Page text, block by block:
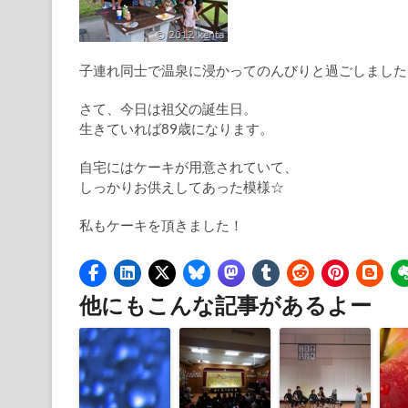
子連れ同士で温泉に浸かってのんびりと過ごしまし
さて、今日は祖父の誕生日。
生きていれば89歳になります。
自宅にはケーキが用意されていて、
しっかりお供えしてあった模様☆
私もケーキを頂きました！
他にもこんな記事があるよー